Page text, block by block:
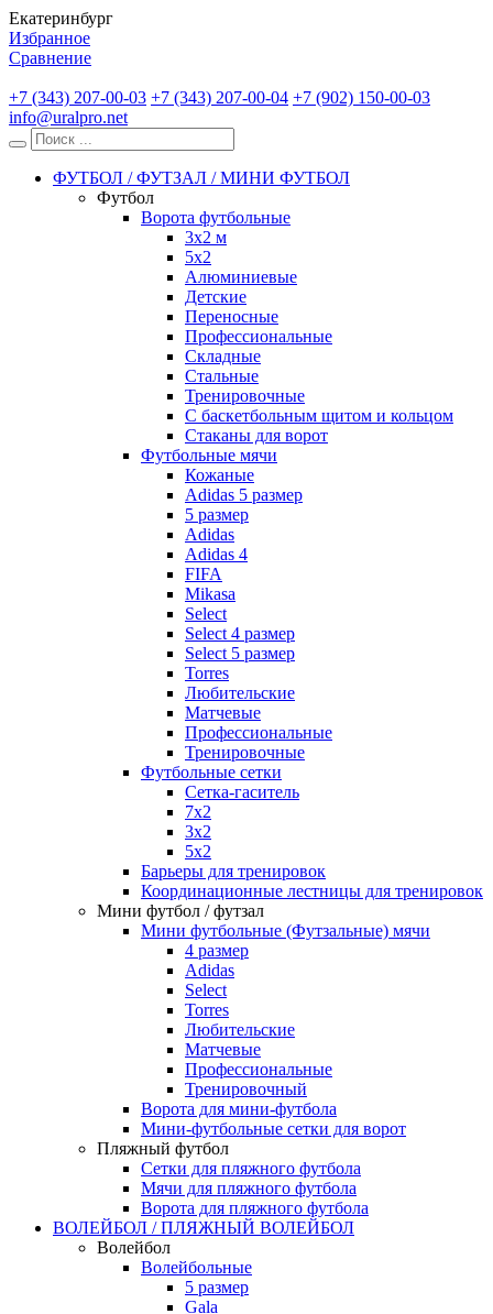
Екатеринбург
Избранное
Сравнение
+7 (343) 207-00-03 +7 (343) 207-00-04 +7 (902) 150-00-03
info@uralpro.net
ФУТБОЛ / ФУТЗАЛ / МИНИ ФУТБОЛ
Футбол
Ворота футбольные
3х2 м
5х2
Алюминиевые
Детские
Переносные
Профессиональные
Складные
Стальные
Тренировочные
С баскетбольным щитом и кольцом
Стаканы для ворот
Футбольные мячи
Кожаные
Adidas 5 размер
5 размер
Adidas
Adidas 4
FIFA
Mikasa
Select
Select 4 размер
Select 5 размер
Torres
Любительские
Матчевые
Профессиональные
Тренировочные
Футбольные сетки
Сетка-гаситель
7x2
3х2
5х2
Барьеры для тренировок
Координационные лестницы для тренировок
Мини футбол / футзал
Мини футбольные (Футзальные) мячи
4 размер
Adidas
Select
Torres
Любительские
Матчевые
Профессиональные
Тренировочный
Ворота для мини-футбола
Мини-футбольные сетки для ворот
Пляжный футбол
Сетки для пляжного футбола
Мячи для пляжного футбола
Ворота для пляжного футбола
ВОЛЕЙБОЛ / ПЛЯЖНЫЙ ВОЛЕЙБОЛ
Волейбол
Волейбольные
5 размер
Gala